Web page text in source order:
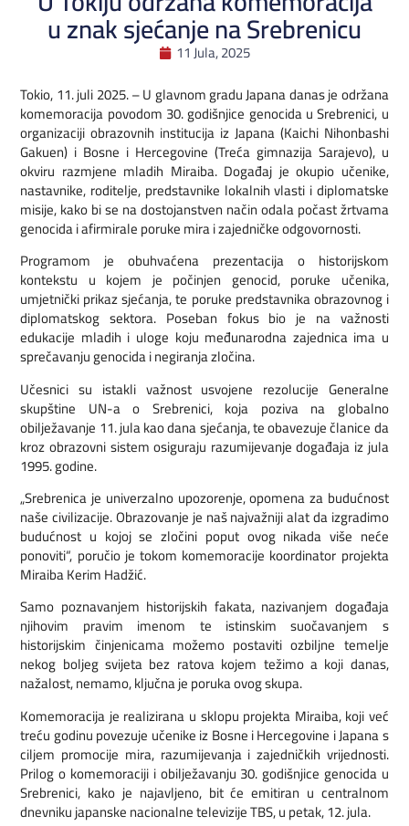
u znak sjećanje na Srebrenicu
11 Jula, 2025
Tokio, 11. juli 2025. – U glavnom gradu Japana danas je održana
komemoracija povodom 30. godišnjice genocida u Srebrenici, u
organizaciji obrazovnih institucija iz Japana (Kaichi Nihonbashi
Gakuen) i Bosne i Hercegovine (Treća gimnazija Sarajevo), u
okviru razmjene mladih Miraiba. Događaj je okupio učenike,
nastavnike, roditelje, predstavnike lokalnih vlasti i diplomatske
misije, kako bi se na dostojanstven način odala počast žrtvama
genocida i afirmirale poruke mira i zajedničke odgovornosti.
Programom je obuhvaćena prezentacija o historijskom
kontekstu u kojem je počinjen genocid, poruke učenika,
umjetnički prikaz sjećanja, te poruke predstavnika obrazovnog i
diplomatskog sektora. Poseban fokus bio je na važnosti
edukacije mladih i uloge koju međunarodna zajednica ima u
sprečavanju genocida i negiranja zločina.
Učesnici su istakli važnost usvojene rezolucije Generalne
skupštine UN-a o Srebrenici, koja poziva na globalno
obilježavanje 11. jula kao dana sjećanja, te obavezuje članice da
kroz obrazovni sistem osiguraju razumijevanje događaja iz jula
1995. godine.
„Srebrenica je univerzalno upozorenje, opomena za budućnost
naše civilizacije. Obrazovanje je naš najvažniji alat da izgradimo
budućnost u kojoj se zločini poput ovog nikada više neće
ponoviti“, poručio je tokom komemoracije koordinator projekta
Miraiba Kerim Hadžić.
Samo poznavanjem historijskih fakata, nazivanjem događaja
njihovim pravim imenom te istinskim suočavanjem s
historijskim činjenicama možemo postaviti ozbiljne temelje
nekog boljeg svijeta bez ratova kojem težimo a koji danas,
nažalost, nemamo, ključna je poruka ovog skupa.
Komemoracija je realizirana u sklopu projekta Miraiba, koji već
treću godinu povezuje učenike iz Bosne i Hercegovine i Japana s
ciljem promocije mira, razumijevanja i zajedničkih vrijednosti.
Prilog o komemoraciji i obilježavanju 30. godišnjice genocida u
Srebrenici, kako je najavljeno, bit će emitiran u centralnom
dnevniku japanske nacionalne televizije TBS, u petak, 12. jula.